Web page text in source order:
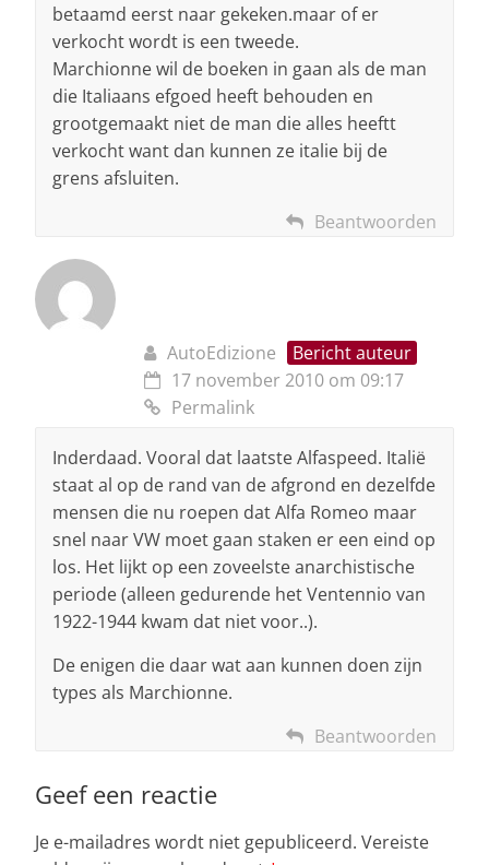
betaamd eerst naar gekeken.maar of er
verkocht wordt is een tweede.
Marchionne wil de boeken in gaan als de man
die Italiaans efgoed heeft behouden en
grootgemaakt niet de man die alles heeftt
verkocht want dan kunnen ze italie bij de
grens afsluiten.
Beantwoorden
AutoEdizione
Bericht auteur
17 november 2010 om 09:17
Permalink
Inderdaad. Vooral dat laatste Alfaspeed. Italië
staat al op de rand van de afgrond en dezelfde
mensen die nu roepen dat Alfa Romeo maar
snel naar VW moet gaan staken er een eind op
los. Het lijkt op een zoveelste anarchistische
periode (alleen gedurende het Ventennio van
1922-1944 kwam dat niet voor..).
De enigen die daar wat aan kunnen doen zijn
types als Marchionne.
Beantwoorden
Geef een reactie
Je e-mailadres wordt niet gepubliceerd. Vereiste